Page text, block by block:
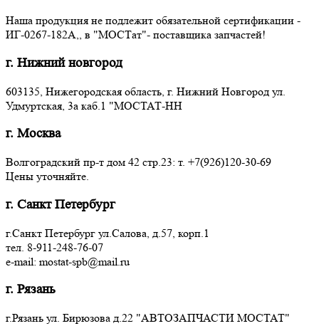
Наша продукция не подлежит обязательной сертификации -
ИГ-0267-182А,, в "МОСТат"- поставщика запчастей!
г. Нижний новгород
603135, Нижегородская область, г. Нижний Новгород ул.
Удмуртская, 3a каб.1 "МОСТАТ-НН
г. Москва
Волгоградский пр-т дом 42 стр.23: т. +7(926)120-30-69
Цены уточняйте.
г. Санкт Петербург
г.Санкт Петербург ул.Салова, д.57, корп.1
тел. 8-911-248-76-07
e-mail: mostat-spb@mail.ru
г. Рязань
г.Рязань ул. Бирюзова д.22 "АВТОЗАПЧАСТИ МОСТАТ"